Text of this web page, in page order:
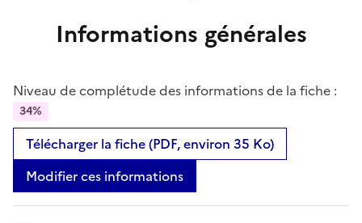
Informations générales
Niveau de complétude des informations de la fiche :
34%
Télécharger la fiche (PDF, environ 35 Ko)
Modifier ces informations